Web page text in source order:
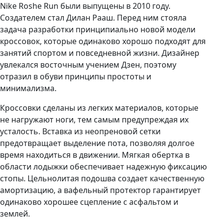
Nike Roshe Run были выпущены в 2010 году.
Создателем стал Дилан Рааш. Перед ним стояла
задача разработки принципиально новой модели
кроссовок, которые одинаково хорошо подходят для
занятий спортом и повседневной жизни. Дизайнер
увлекался восточным учением Дзен, поэтому
отразил в обуви принципы простоты и
минимализма.
Кроссовки сделаны из легких материалов, которые
не нагружают ноги, тем самым предупреждая их
усталость. Вставка из неопреновой сетки
предотвращает выделение пота, позволяя долгое
время находиться в движении. Мягкая обертка в
области лодыжки обеспечивает надежную фиксацию
стопы. Цельнолитая подошва создает качественную
амортизацию, а вафельный протектор гарантирует
одинаково хорошее сцепление с асфальтом и
землей.